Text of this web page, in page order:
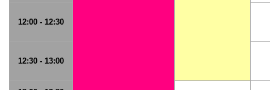
12:00 - 12:30
12:30 - 13:00